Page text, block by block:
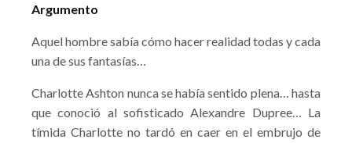
Argumento
Aquel hombre sabía cómo hacer realidad todas y cada
una de sus fantasías…
Charlotte Ashton nunca se había sentido plena… hasta
que conoció al sofisticado Alexandre Dupree… La
tímida Charlotte no tardó en caer en el embrujo de